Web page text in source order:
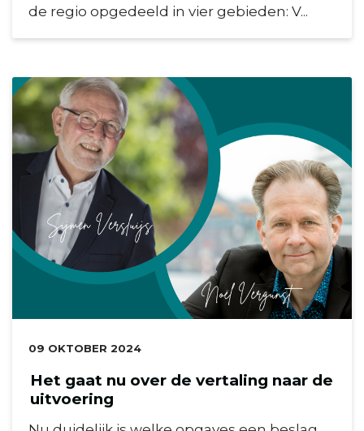
de regio opgedeeld in vier gebieden: V...
DATUM:
09 OKTOBER 2024
Het gaat nu over de vertaling naar de
uitvoering